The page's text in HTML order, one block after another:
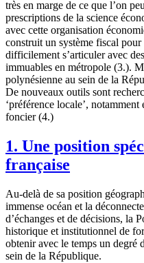
très en marge de ce que l’on
prescriptions de la science
avec cette organisation
construit un système fiscal
difficilement s’articuler avec
immuables en métropole (3.).
polynésienne au sein de la
De nouveaux outils sont
‘préférence locale’,
foncier (4.)
1. Une position
française
Au-delà de sa position
immense océan et la
d’échanges et de décisions, la
historique et institutionnel de
obtenir avec le temps un degré
sein de la République.